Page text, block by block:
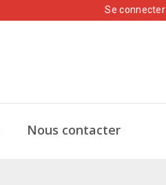
Se connecter
Nous contacter